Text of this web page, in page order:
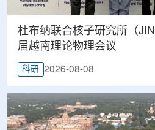
杜布纳联合核子研究所（
届越南理论物理会议
科研 2026-08-08